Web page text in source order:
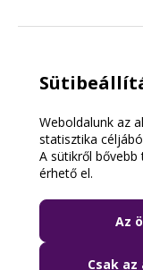
Olvasd el
Weboldalunk az
statisztika
A sütikről
érhető el.
Az
Csak